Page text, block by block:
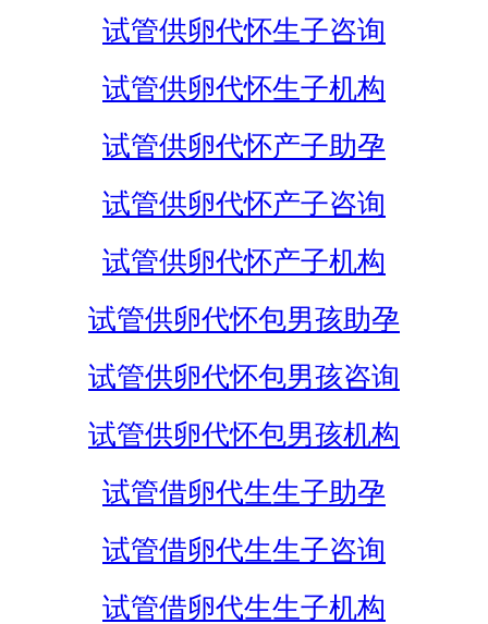
试管供卵代怀生子咨询
试管供卵代怀生子机构
试管供卵代怀产子助孕
试管供卵代怀产子咨询
试管供卵代怀产子机构
试管供卵代怀包男孩助孕
试管供卵代怀包男孩咨询
试管供卵代怀包男孩机构
试管借卵代生生子助孕
试管借卵代生生子咨询
试管借卵代生生子机构